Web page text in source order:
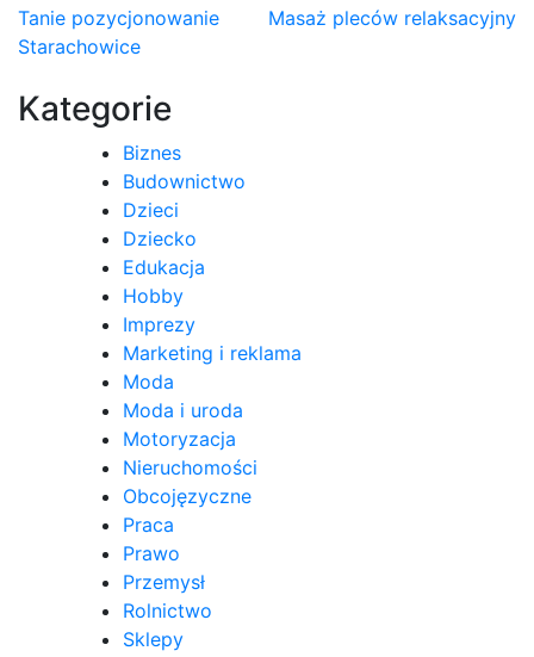
Nawigacja
wpisu
Tanie pozycjonowanie
Starachowice
Masaż pleców relaksacyjny
Kategorie
Biznes
Budownictwo
Dzieci
Dziecko
Edukacja
Hobby
Imprezy
Marketing i reklama
Moda
Moda i uroda
Motoryzacja
Nieruchomości
Obcojęzyczne
Praca
Prawo
Przemysł
Rolnictwo
Sklepy